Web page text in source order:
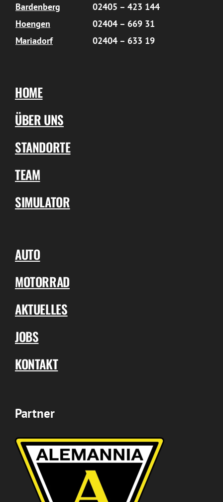
Bardenberg
02405 – 423 144
Hoengen
02404 – 669 31
Mariadorf
02404 – 633 19
HOME
ÜBER UNS
STANDORTE
TEAM
SIMULATOR
AUTO
MOTORRAD
AKTUELLES
JOBS
KONTAKT
Partner